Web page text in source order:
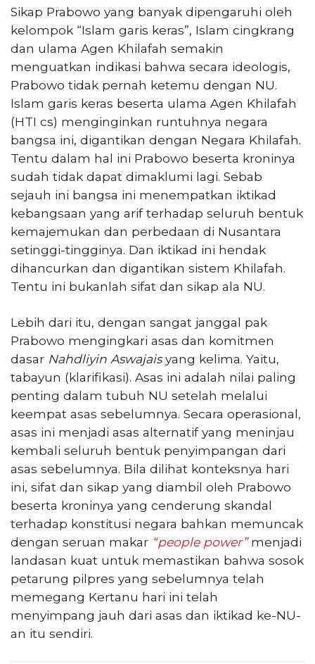
Sikap Prabowo yang banyak dipengaruhi oleh
kelompok “Islam garis keras”, Islam cingkrang
dan ulama Agen Khilafah semakin
menguatkan indikasi bahwa secara ideologis,
Prabowo tidak pernah ketemu dengan NU.
Islam garis keras beserta ulama Agen Khilafah
(HTI cs) menginginkan runtuhnya negara
bangsa ini, digantikan dengan Negara Khilafah.
Tentu dalam hal ini Prabowo beserta kroninya
sudah tidak dapat dimaklumi lagi. Sebab
sejauh ini bangsa ini menempatkan iktikad
kebangsaan yang arif terhadap seluruh bentuk
kemajemukan dan perbedaan di Nusantara
setinggi-tingginya. Dan iktikad ini hendak
dihancurkan dan digantikan sistem Khilafah.
Tentu ini bukanlah sifat dan sikap ala NU.
Lebih dari itu, dengan sangat janggal pak
Prabowo mengingkari asas dan komitmen
dasar Nahdliyin Aswajaisyang kelima. Yaitu,
tabayun (klarifikasi). Asas ini adalah nilai paling
penting dalam tubuh NU setelah melalui
keempat asas sebelumnya. Secara operasional,
asas ini menjadi asas alternatif yang meninjau
kembali seluruh bentuk penyimpangan dari
asas sebelumnya. Bila dilihat konteksnya hari
ini, sifat dan sikap yang diambil oleh Prabowo
beserta kroninya yang cenderung skandal
terhadap konstitusi negara bahkan memuncak
dengan seruan makar “people power”menjadi
landasan kuat untuk memastikan bahwa sosok
petarung pilpres yang sebelumnya telah
memegang Kertanu hari ini telah
menyimpang jauh dari asas dan iktikad ke-NU-
an itu sendiri.